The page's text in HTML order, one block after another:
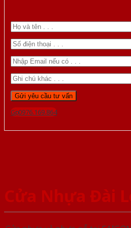
Gọi 0976.169.864
Cửa Nhựa Đài